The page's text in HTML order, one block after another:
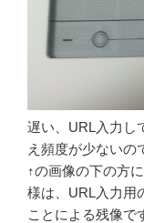
遅い、URL入力し
え頻度が少ないの
↑の画像の下の方
様は、URL入力用
ことによる残像で